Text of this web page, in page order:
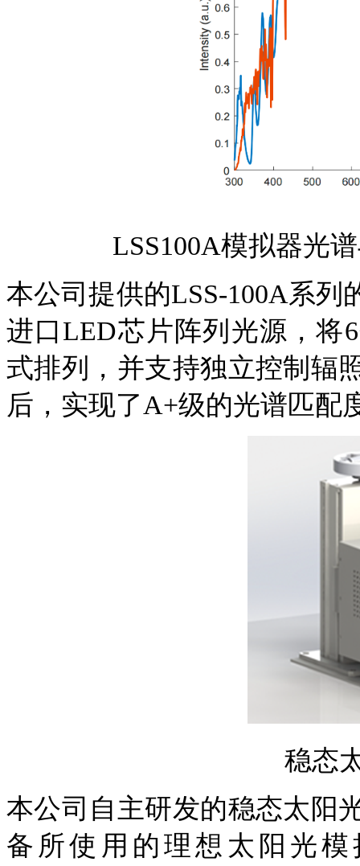
LSS100A模拟器光
本公司提供的LSS-100A系列
进口LED芯片阵列光源，将
式排列，并支持独立控制辐
后，实现了A+级的光谱匹配
稳态
本公司自主研发的稳态太阳
备所使用的理想太阳光模